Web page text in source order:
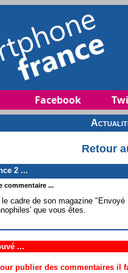
Facebook
Retour
2 ...
commentaire ...
cadre de son magazine
que vous êtes.
...
publier des commentaires il